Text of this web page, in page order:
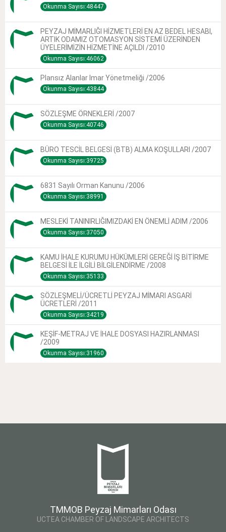
Okunma Sayısı:48447
PEYZAJ MİMARLIĞI HİZMETLERİ EN AZ BEDEL HESABI,
ARTIK ODAMIZ OTOMASYON SİSTEMİ ÜZERİNDEN
ÜYELERİMİZİN HİZMETİNE AÇILDI /2010
Okunma Sayısı:46062
Plansız Alanlar Imar Yönetmeliği /2006
Okunma Sayısı:43844
SÖZLEŞME ÖRNEKLERİ /2007
Okunma Sayısı:40746
BÜRO TESCİL BELGESİ (BTB) ALMA KOŞULLARI /2007
Okunma Sayısı:39725
6831 Sayılı Orman Kanunu /2006
Okunma Sayısı:38991
MESLEKİ TANINIRLIĞIMIZDAKİ EN ÖNEMLİ ADIM /2006
Okunma Sayısı:37050
KAMU İHALE KURUMU HÜKÜMLERİ GEREĞİ İŞ BİTİRME
BELGESİ İLE İLGİLİ BİLGİLENDİRME /2008
Okunma Sayısı:35133
SÖZLEŞMELİ/ÜCRETLİ PEYZAJ MİMARI ASGARİ
ÜCRETLERİ /2011
Okunma Sayısı:34219
KEŞİF-METRAJ VE İHALE DOSYASI HAZIRLANMASI
/2009
Okunma Sayısı:31960
TMMOB Peyzaj Mimarları Odası
UCTEA CHAMBER OF LANDSCAPE ARCHITECTS